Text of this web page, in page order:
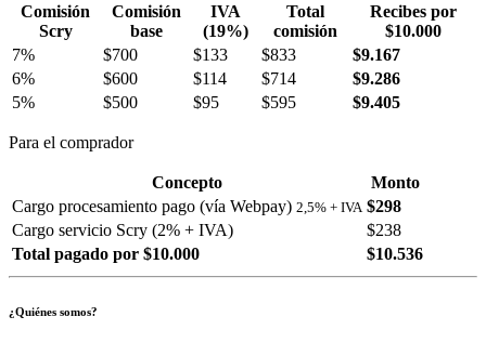
Comisión
Scry
Comisión
base
IVA
(19%)
Total
comisión
Recibes por
$10.000
7%
$700 $133 $833
$9.167
6%
$600 $114 $714
$9.286
5%
$500 $95 $595 $9.405
Para el comprador
Concepto
Monto
Cargo procesamiento pago (vía Webpay) 2,5% + IVA $298
Cargo servicio Scry (2% + IVA)
$238
Total pagado por $10.000
$10.536
¿Quiénes somos?